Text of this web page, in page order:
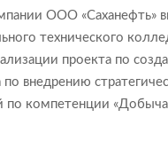
ООО «Саханефть»
технического
проекта по
внедрению
по компетенции